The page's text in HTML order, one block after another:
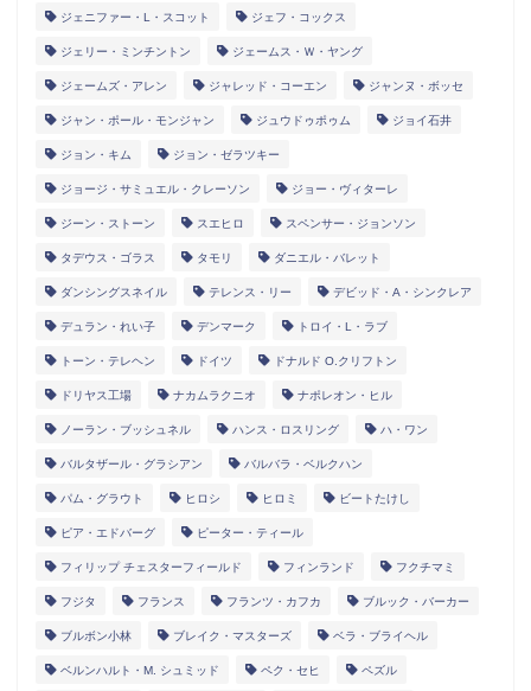
ジェニファー・L・スコット ジェフ・コックス
ジェリー・ミンチントン ジェームス・Ｗ・ヤング
ジェームズ・アレン ジャレッド・コーエン ジャンヌ・ボッセ
ジャン・ポール・モンジャン ジュウドゥポゥム ジョイ石井
ジョン・キム ジョン・ゼラツキー
ジョージ・サミュエル・クレーソン ジョー・ヴィターレ
ジーン・ストーン スエヒロ スペンサー・ジョンソン
タデウス・ゴラス タモリ ダニエル・バレット
ダンシングスネイル テレンス・リー デビッド・A・シンクレア
デュラン・れい子 デンマーク トロイ・L・ラブ
トーン・テレヘン ドイツ ドナルド O.クリフトン
ドリヤス工場 ナカムラクニオ ナポレオン・ヒル
ノーラン・ブッシュネル ハンス・ロスリング ハ・ワン
バルタザール・グラシアン バルバラ・ベルクハン
パム・グラウト ヒロシ ヒロミ ビートたけし
ピア・エドバーグ ピーター・ティール
フィリップ チェスターフィールド フィンランド フクチマミ
フジタ フランス フランツ・カフカ ブルック・バーカー
ブルボン小林 ブレイク・マスターズ ベラ・ブライヘル
ベルンハルト・M. シュミッド ペク・セヒ ペズル